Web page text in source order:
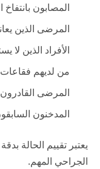
المصابون
المرضى الذين
الأفراد الذين لا
من لديهم
المرضى
المدخنون
يعتبر تقييم الحالة
الجراحي المهم.